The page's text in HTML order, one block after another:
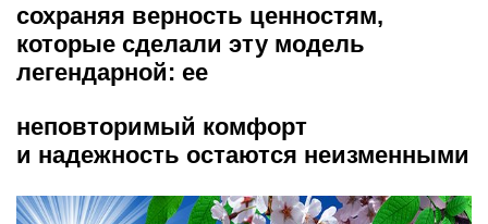
сохраняя верность ценностям,
которые сделали эту модель
легендарной: ее
неповторимый комфорт
и надежность остаются неизменными